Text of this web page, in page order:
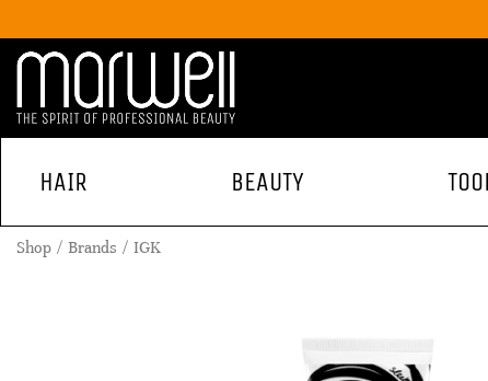
HAIR BEAUTY
Shop Brands IGK